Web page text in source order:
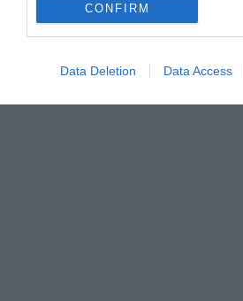
CONFIRM
Data Deletion Data Access